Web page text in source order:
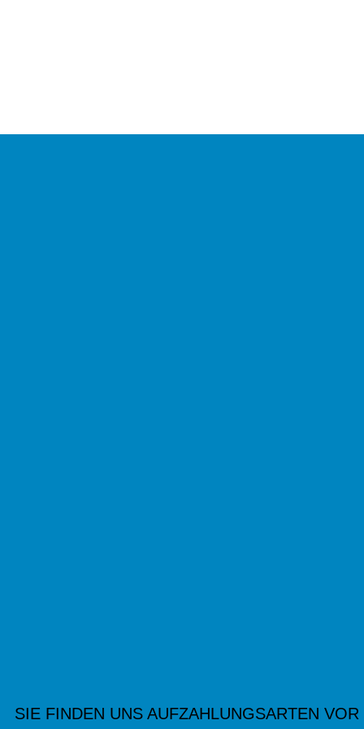
SIE FINDEN UNS AUFZAHLUNGSARTEN VOR